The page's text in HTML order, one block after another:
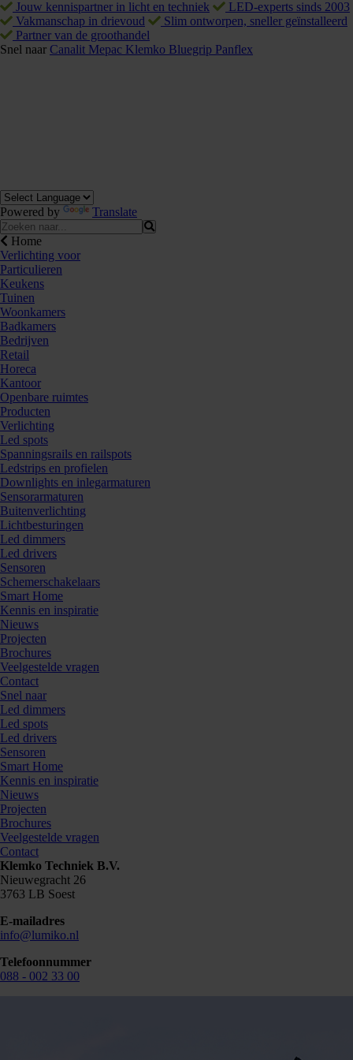
Jouw kennispartner in licht en techniek
LED-experts sinds 2003
Vakmanschap in drievoud
Slim ontworpen, sneller geïnstalleerd
Partner van de groothandel
Snel naar Canalit Mepac Klemko Bluegrip Panflex
Powered by Translate
Home
Verlichting voor
Particulieren
Keukens
Tuinen
Woonkamers
Badkamers
Bedrijven
Retail
Horeca
Kantoor
Openbare ruimtes
Producten
Verlichting
Led spots
Spanningsrails en railspots
Ledstrips en profielen
Downlights en inlegarmaturen
Sensorarmaturen
Buitenverlichting
Lichtbesturingen
Led dimmers
Led drivers
Sensoren
Schemerschakelaars
Smart Home
Kennis en inspiratie
Nieuws
Projecten
Brochures
Veelgestelde vragen
Contact
Snel naar
Led dimmers
Led spots
Led drivers
Sensoren
Smart Home
Kennis en inspiratie
Nieuws
Projecten
Brochures
Veelgestelde vragen
Contact
Klemko Techniek B.V.
Nieuwegracht 26
3763 LB Soest
E-mailadres
info@lumiko.nl
Telefoonnummer
088 - 002 33 00